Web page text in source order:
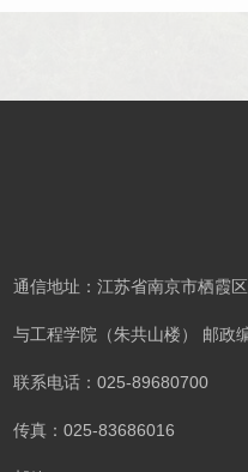
通信地址：江苏省南京市栖霞
与工程学院（朱共山楼） 邮政
联系电话：025-89680700
传真：025-83686016